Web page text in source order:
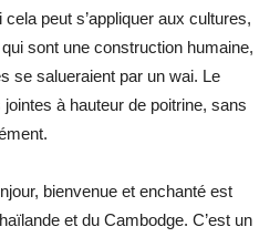
peut s’appliquer aux cultures,
sont une construction humaine,
se salueraient par un wai. Le
à hauteur de poitrine, sans
bienvenue et enchanté est
et du Cambodge. C’est un